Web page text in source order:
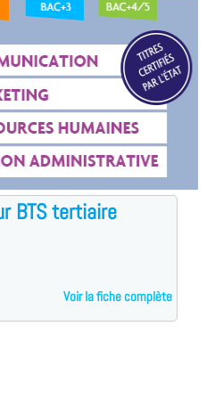
BTS tertiaire
Voir la fiche complète